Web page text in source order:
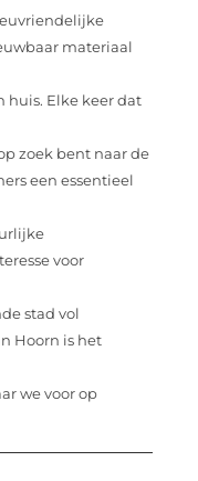
materiaal
huis. Elke keer dat
zoek bent naar de
een essentieel
voor
stad vol
Hoorn is het
we voor op